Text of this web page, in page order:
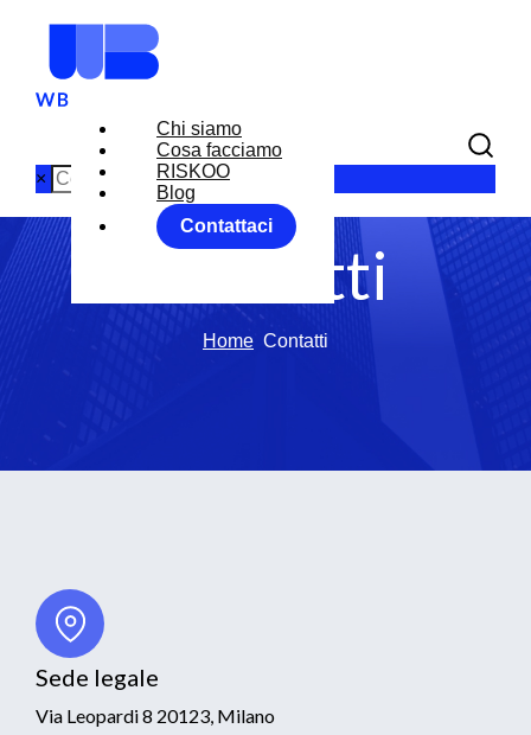
Chi siamo
Cosa facciamo
RISKOO
Blog
Contattaci
×
Contatti
Home Contatti
Sede legale
Via Leopardi 8 20123, Milano